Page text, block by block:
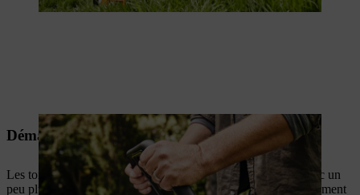
Démarrage d’une tondeuse à gazon avec starter
Les tondeuses à gazon avec starter doivent être démarrées avec un
peu plus de prudence. Chez STIHL, vous trouverez principalement